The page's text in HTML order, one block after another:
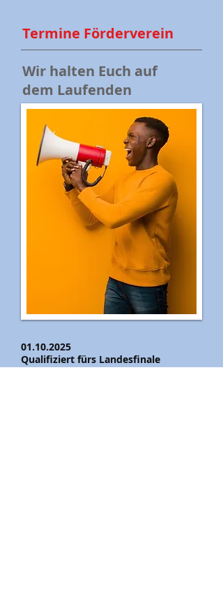
Termine Förderverein
Wir halten Euch auf
dem Laufenden
01.10.2025
Qualifiziert fürs Landesfinale